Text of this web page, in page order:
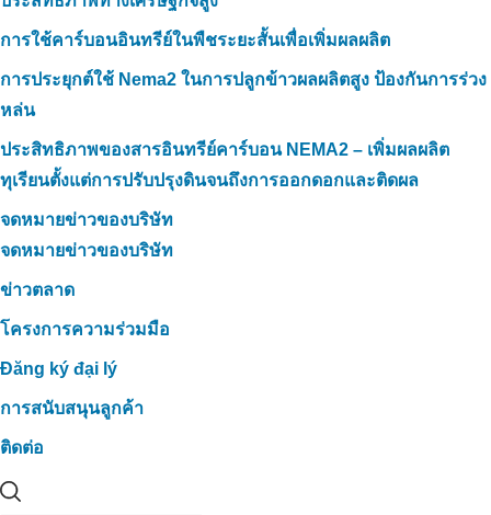
การใช้คาร์บอนอินทรีย์ในพืชระยะสั้นเพื่อเพิ่มผลผลิต
การประยุกต์ใช้ Nema2 ในการปลูกข้าวผลผลิตสูง ป้องกันการร่วง
หล่น
ประสิทธิภาพของสารอินทรีย์คาร์บอน NEMA2 – เพิ่มผลผลิต
ทุเรียนตั้งแต่การปรับปรุงดินจนถึงการออกดอกและติดผล
จดหมายข่าวของบริษัท
จดหมายข่าวของบริษัท
ข่าวตลาด
โครงการความร่วมมือ
Đăng ký đại lý
การสนับสนุนลูกค้า
ติดต่อ